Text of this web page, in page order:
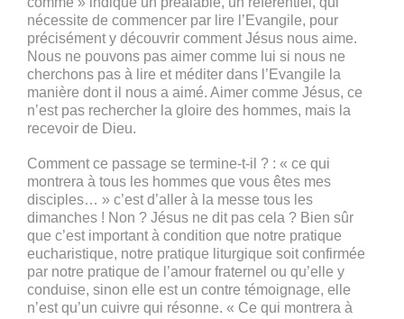
nécessite de commencer par lire l’Evangile, pour
précisément y découvrir comment Jésus nous aime.
Nous ne pouvons pas aimer comme lui si nous ne
cherchons pas à lire et méditer dans l’Evangile la
manière dont il nous a aimé. Aimer comme Jésus, ce
n’est pas rechercher la gloire des hommes, mais la
recevoir de Dieu.
Comment ce passage se termine-t-il ? : « ce qui
montrera à tous les hommes que vous êtes mes
disciples… » c’est d’aller à la messe tous les
dimanches ! Non ? Jésus ne dit pas cela ? Bien sûr
que c’est important à condition que notre pratique
eucharistique, notre pratique liturgique soit confirmée
par notre pratique de l’amour fraternel ou qu’elle y
conduise, sinon elle est un contre témoignage, elle
n’est qu’un cuivre qui résonne. « Ce qui montrera à